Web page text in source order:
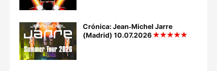
Crónica: Jean‐Michel Jarre
(Madrid) 10.07.2026